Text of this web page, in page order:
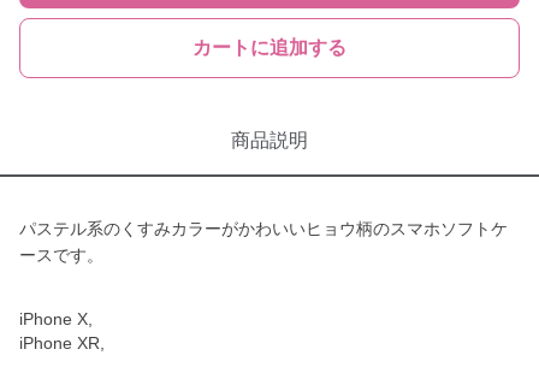
カートに追加する
商品説明
パステル系のくすみカラーがかわいいヒョウ柄のスマホソフトケ
ースです。
iPhone X,
iPhone XR,